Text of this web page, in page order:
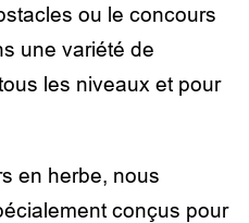
ou le concours
une variété de
les niveaux et pour
en herbe, nous
conçus pour